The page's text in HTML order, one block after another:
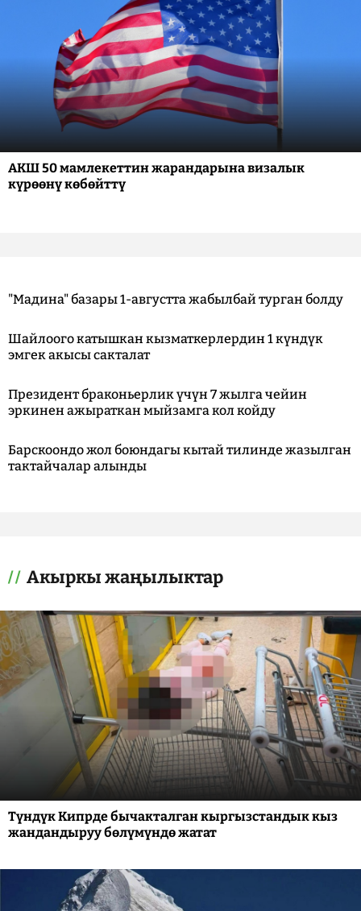
АКШ 50 мамлекеттин жарандарына визалык
күрөөнү көбөйттү
"Мадина" базары 1-августта жабылбай турган болду
Шайлоого катышкан кызматкерлердин 1 күндүк
эмгек акысы сакталат
Президент браконьерлик үчүн 7 жылга чейин
эркинен ажыраткан мыйзамга кол койду
Барскоондо жол боюндагы кытай тилинде жазылган
тактайчалар алынды
Акыркы жаңылыктар
Түндүк Кипрде бычакталган кыргызстандык кыз
жандандыруу бөлүмүндө жатат